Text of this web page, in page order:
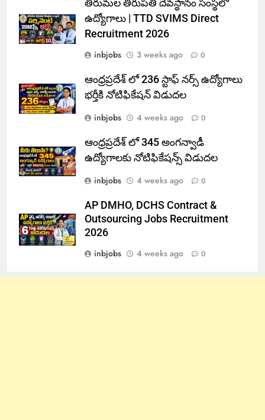
తిరుమల తిరుపతి దేవస్థానం సంస్థలో
ఉద్యోగాలు | TTD SVIMS Direct
Recruitment 2026
inbjobs
3 weeks ago 0
ఆంధ్రప్రదేశ్ లో 236 స్టాఫ్ నర్స్ ఉద్యోగాలు
భర్తీకి నోటిఫికేషన్ విడుదల
inbjobs
4 weeks ago 0
ఆంధ్రప్రదేశ్ లో 345 అంగన్వాడీ
ఉద్యోగాలకు నోటిఫికేషన్స్ విడుదల
inbjobs
4 weeks ago 0
AP DMHO, DCHS Contract &
Outsourcing Jobs Recruitment
2026
inbjobs
4 weeks ago 0